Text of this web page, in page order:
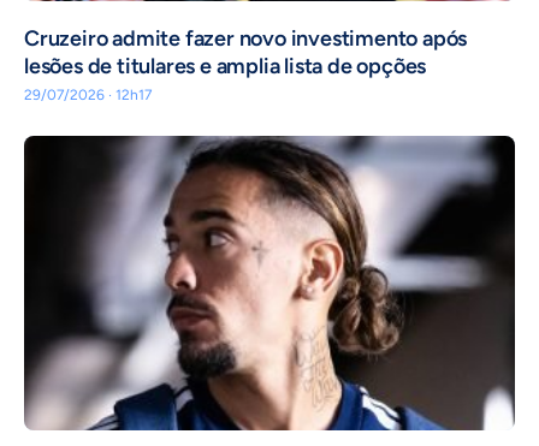
Cruzeiro admite fazer novo investimento após
lesões de titulares e amplia lista de opções
29/07/2026 · 12h17